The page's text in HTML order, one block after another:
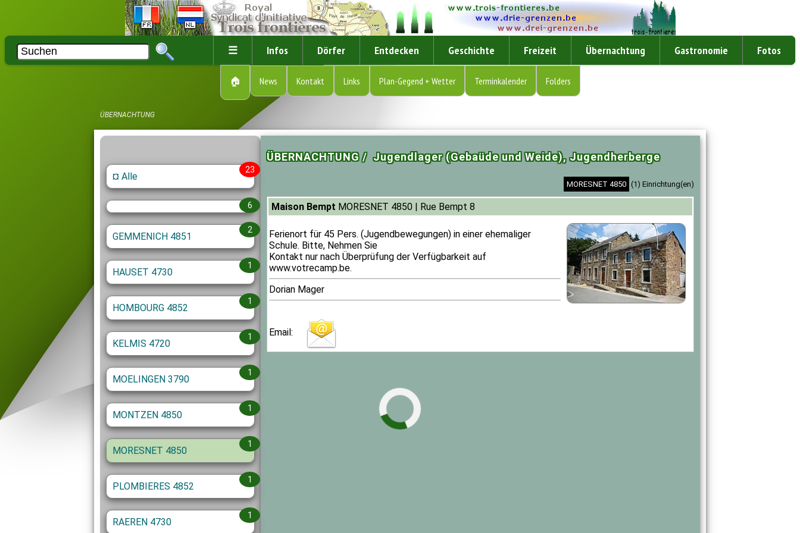
☰ Infos Dörfer Entdecken Geschichte Freizeit Übernachtung Gastronomie Fotos
🏠 News Kontakt Links Plan-Gegend + Wetter Terminkalender Folders
ÜBERNACHTUNG
¤ Alle
23
6
GEMMENICH 4851
2
HAUSET 4730
1
HOMBOURG 4852
1
KELMIS 4720
1
MOELINGEN 3790
1
MONTZEN 4850
1
MORESNET 4850
1
PLOMBIERES 4852
1
RAEREN 4730
1
ÜBERNACHTUNG / Jugendlager (Gebaüde und Weide), Jugendherberge
MORESNET 4850 (1) Einrichtung(en)
Maison Bempt MORESNET 4850 | Rue Bempt 8
Ferienort für 45 Pers. (Jugendbewegungen) in einer ehemaliger
Schule. Bitte, Nehmen Sie
Kontakt nur nach Überprüfung der Verfügbarkeit auf
www.votrecamp.be.
Dorian Mager
Email: